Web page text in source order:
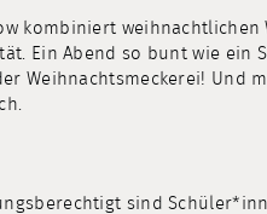
kombiniert weihnachtlichen
Ein Abend so bunt wie ein
Weihnachtsmeckerei! Und
sind